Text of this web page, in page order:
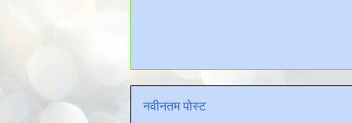
नवीनतम पोस्ट